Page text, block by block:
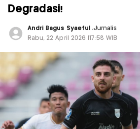
Degradasi!
Andri Bagus Syaeful ,Jurnalis
Rabu, 22 April 2026 |17:58 WIB